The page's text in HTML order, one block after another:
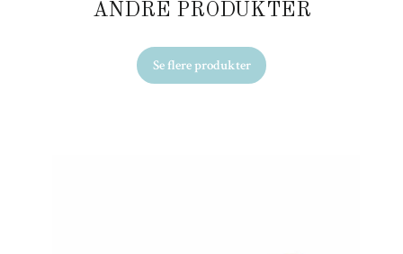
ANDRE PRODUKTER
Se flere produkter